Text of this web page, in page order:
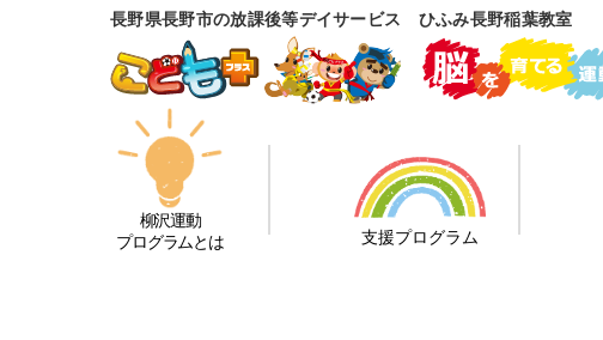
長野県長野市の放課後等デイサービス ひふみ長野稲葉教室
柳沢運動
プログラムとは
支援プログラム